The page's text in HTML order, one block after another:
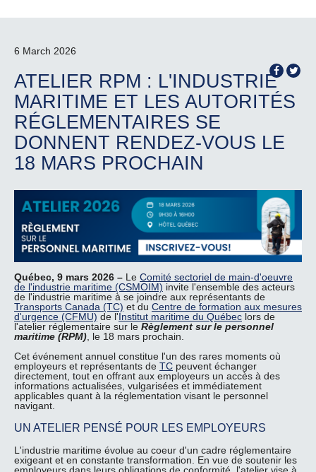
6 March 2026
ATELIER RPM : L'INDUSTRIE
MARITIME ET LES AUTORITÉS
RÉGLEMENTAIRES SE
DONNENT RENDEZ-VOUS LE
18 MARS PROCHAIN
Québec, 9 mars 2026 – Le Comité sectoriel de main-d'oeuvre
de l'industrie maritime (CSMOIM) invite l'ensemble des acteurs
de l'industrie maritime à se joindre aux représentants de
Transports Canada (TC) et du Centre de formation aux mesures
d'urgence (CFMU) de l'Institut maritime du Québec lors de
l'atelier réglementaire sur le Règlement sur le personnel
maritime (RPM) , le 18 mars prochain.
Cet événement annuel constitue l'un des rares moments où
employeurs et représentants de TC peuvent échanger
directement, tout en offrant aux employeurs un accès à des
informations actualisées, vulgarisées et immédiatement
applicables quant à la réglementation visant le personnel
navigant.
UN ATELIER PENSÉ POUR LES EMPLOYEURS
L'industrie maritime évolue au coeur d'un cadre réglementaire
exigeant et en constante transformation. En vue de soutenir les
employeurs dans leurs obligations de conformité, l'atelier vise à